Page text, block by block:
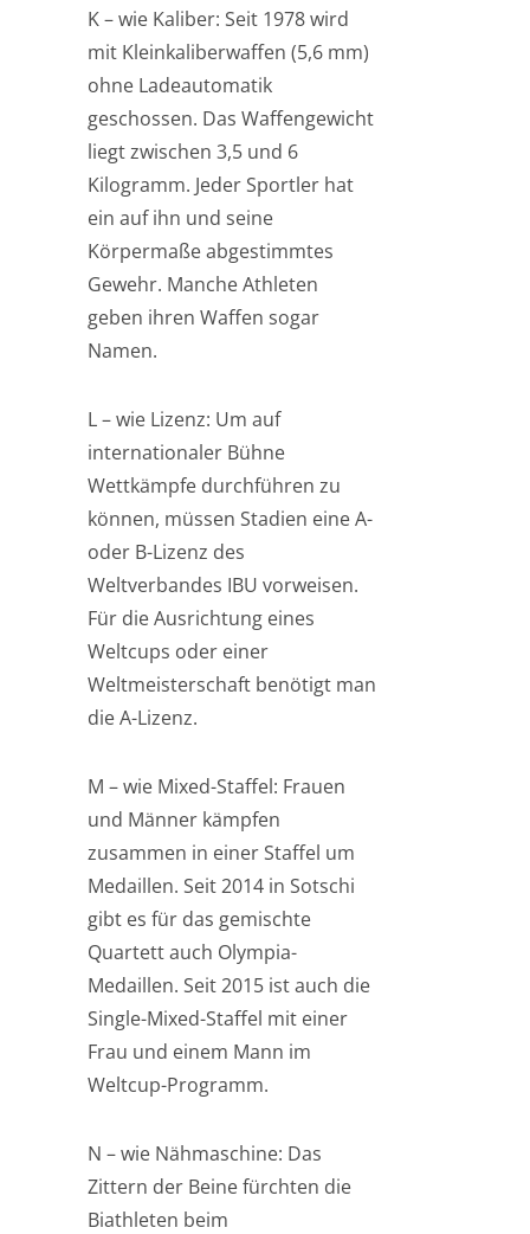
K – wie Kaliber: Seit 1978 wird
mit Kleinkaliberwaffen (5,6 mm)
ohne Ladeautomatik
geschossen. Das Waffengewicht
liegt zwischen 3,5 und 6
Kilogramm. Jeder Sportler hat
ein auf ihn und seine
Körpermaße abgestimmtes
Gewehr. Manche Athleten
geben ihren Waffen sogar
Namen.
L – wie Lizenz: Um auf
internationaler Bühne
Wettkämpfe durchführen zu
können, müssen Stadien eine A-
oder B-Lizenz des
Weltverbandes IBU vorweisen.
Für die Ausrichtung eines
Weltcups oder einer
Weltmeisterschaft benötigt man
die A-Lizenz.
M – wie Mixed-Staffel: Frauen
und Männer kämpfen
zusammen in einer Staffel um
Medaillen. Seit 2014 in Sotschi
gibt es für das gemischte
Quartett auch Olympia-
Medaillen. Seit 2015 ist auch die
Single-Mixed-Staffel mit einer
Frau und einem Mann im
Weltcup-Programm.
N – wie Nähmaschine: Das
Zittern der Beine fürchten die
Biathleten beim